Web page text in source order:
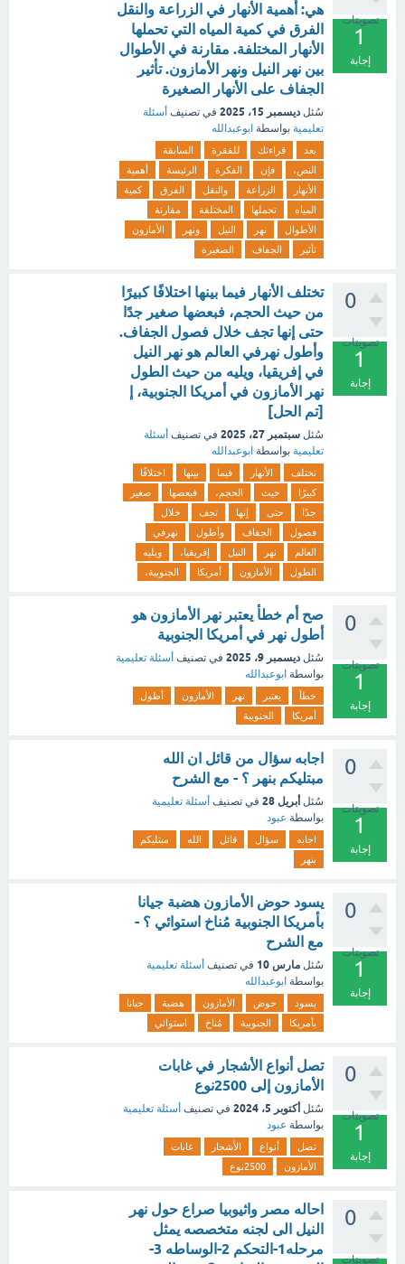
تصويتات
1
إجابة
هي: أهمية الأنهار في الزراعة والنقل
الفرق في كمية المياه التي تحملها
الأنهار المختلفة. مقارنة في الأطوال
بين نهر النيل ونهر الأمازون. تأثير
الجفاف على الأنهار الصغيرة
سُئل ديسمبر 15، 2025 في تصنيف أسئلة
تعليمية بواسطة ابوعبدالله
بعد قراءتك للفقرة
السابقة
النص،
فإن الفكرة الرئيسة
أهمية
الأنهار
الزراعة والنقل الفرق
كمية
المياه
تحملها المختلفة
مقارنة
الأطوال
نهر النيل ونهر
الأمازون
تأثير
الجفاف الصغيرة
0
تصويتات
1
إجابة
تختلف الأنهار فيما بينها اختلافًا كبيرًا
من حيث الحجم، فبعضها صغير جدًا
حتى إنها تجف خلال فصول الجفاف.
وأطول نهرفي العالم هو نهر النيل
في إفريقيا، ويليه من حيث الطول
نهر الأمازون في أمريكا الجنوبية، إ
[تم الحل]
سُئل سبتمبر 27، 2025 في تصنيف أسئلة
تعليمية بواسطة ابوعبدالله
تختلف الأنهار فيما بينها
اختلافًا
كبيرًا
حيث الحجم، فبعضها
صغير
جدًا
حتى إنها تجف
خلال
فصول
الجفاف وأطول
نهرفي
العالم
نهر النيل إفريقيا،
ويليه
الطول
الأمازون أمريكا الجنوبية،
0
تصويتات
1
إجابة
صح أم خطأ يعتبر نهر الأمازون هو
أطول نهر في أمريكا الجنوبية
سُئل ديسمبر 9، 2025 في تصنيف أسئلة تعليمية
بواسطة ابوعبدالله
خطأ يعتبر نهر الأمازون
أطول
أمريكا
الجنوبية
0
تصويتات
1
إجابة
اجابه سؤال من قائل ان الله
مبتليكم بنهر ؟ - مع الشرح
سُئل أبريل 28 في تصنيف أسئلة تعليمية
بواسطة عبود
اجابه سؤال قائل الله
مبتليكم
بنهر
0
تصويتات
1
إجابة
يسود حوض الأمازون هضبة جيانا
بأمريكا الجنوبية مُناخ استوائي ؟ -
مع الشرح
سُئل مارس 10 في تصنيف أسئلة تعليمية
بواسطة ابوعبدالله
يسود حوض الأمازون هضبة
جيانا
بأمريكا
الجنوبية مُناخ استوائي
0
تصويتات
1
إجابة
تصل أنواع الأشجار في غابات
الأمازون إلى 2500نوع
سُئل أكتوبر 5، 2024 في تصنيف أسئلة تعليمية
بواسطة عبود
تصل أنواع الأشجار
غابات
الأمازون
2500نوع
0
تصويتات
احاله مصر واثيوبيا صراع حول نهر
النيل الى لجنه متخصصه يمثل
مرحله1-التحكم 2-الوساطه 3-